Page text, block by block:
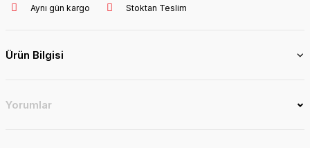
Aynı gün kargo Stoktan Teslim
Ürün Bilgisi
Yorumlar